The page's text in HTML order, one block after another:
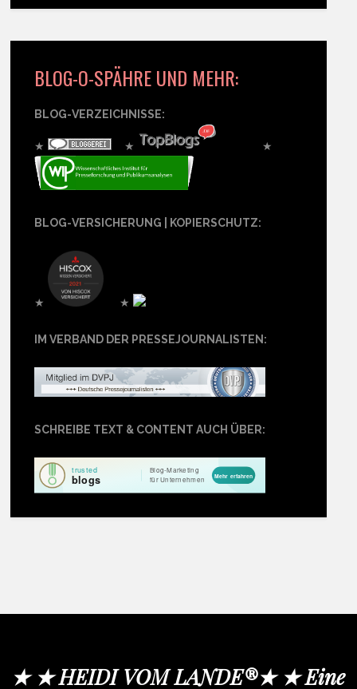
BLOG-O-SPÄHRE UND MEHR:
BLOG-VERZEICHNISSE:
★ ★ ★
BLOG-VERSICHERUNG | KOPIERSCHUTZ:
★ ★
IM VERBAND DER PRESSEJOURNALISTEN:
SCHREIBE TEXT & CONTENT AUCH ÜBER:
★ ★ HEIDI VOM LANDE®★ ★ Eine